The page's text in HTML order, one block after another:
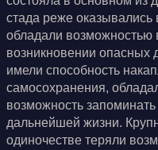
стада реже
обладали
возникновении опасных
имели способность
самосохранения,
возможность
дальнейшей жизни.
одиночестве теряли